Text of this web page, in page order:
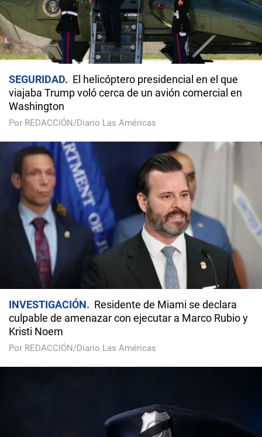
SEGURIDAD
El helicóptero presidencial en el que
viajaba Trump voló cerca de un avión comercial en
Washington
Por REDACCIÓN/Diario Las Américas
INVESTIGACIÓN
Residente de Miami se declara
culpable de amenazar con ejecutar a Marco Rubio y
Kristi Noem
Por REDACCIÓN/Diario Las Américas